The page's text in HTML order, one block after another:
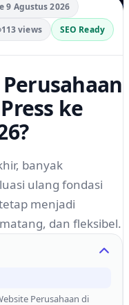
9 Agustus 2026
113 views SEO Ready
ke
banyak
ulang fondasi
menjadi
dan fleksibel.
Perusahaan di